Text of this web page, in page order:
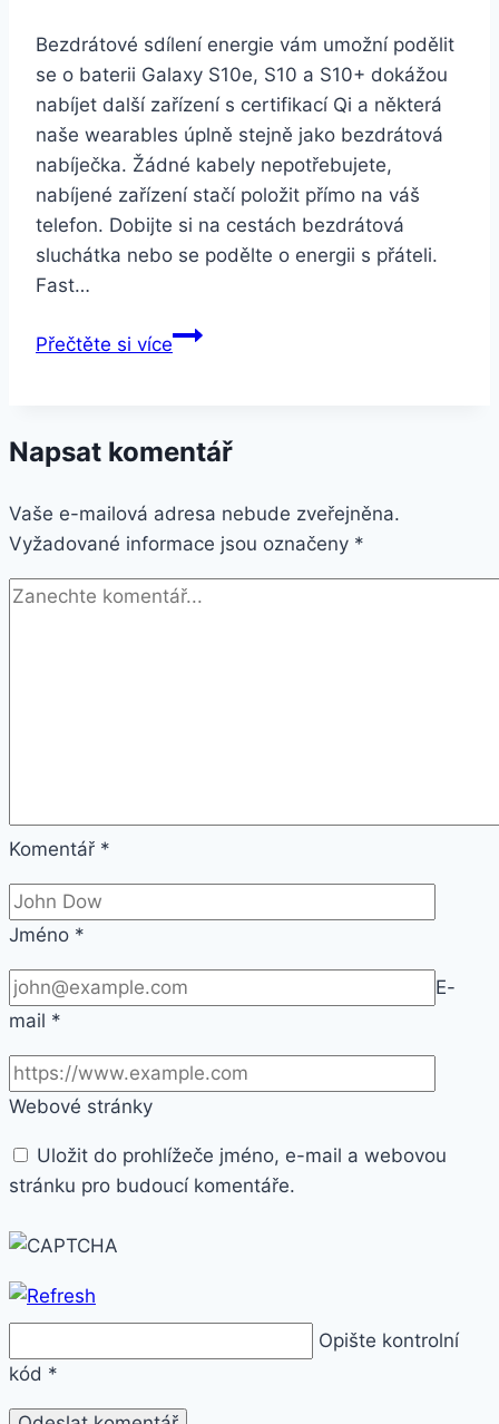
Bezdrátové sdílení energie vám umožní podělit
se o baterii Galaxy S10e, S10 a S10+ dokážou
nabíjet další zařízení s certifikací Qi a některá
naše wearables úplně stejně jako bezdrátová
nabíječka. Žádné kabely nepotřebujete,
nabíjené zařízení stačí položit přímo na váš
telefon. Dobijte si na cestách bezdrátová
sluchátka nebo se podělte o energii s přáteli.
Fast…
Přečtěte si víceSamsung
GB
(SM-
G975FZWDXEZ)
Napsat komentář
Vaše e-mailová adresa nebude zveřejněna.
Vyžadované informace jsou označeny *
Komentář *
Jméno *
E-
mail *
Webové stránky
Uložit do prohlížeče jméno, e-mail a webovou
stránku pro budoucí komentáře.
Opište kontrolní
kód *